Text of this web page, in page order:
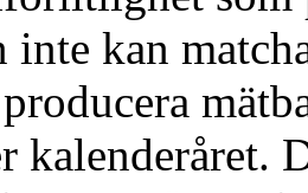
inte kan
kalenderåret.